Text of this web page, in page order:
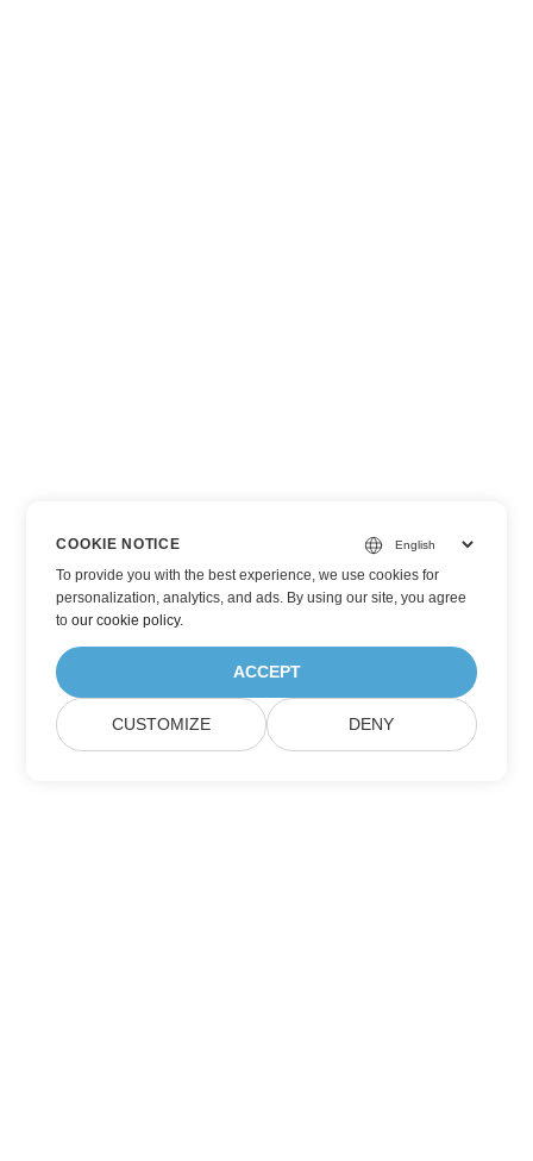
COOKIE NOTICE
To provide you with the best experience, we use cookies for
personalization, analytics, and ads. By using our site, you agree
toour cookie policy.
ACCEPT
CUSTOMIZE DENY